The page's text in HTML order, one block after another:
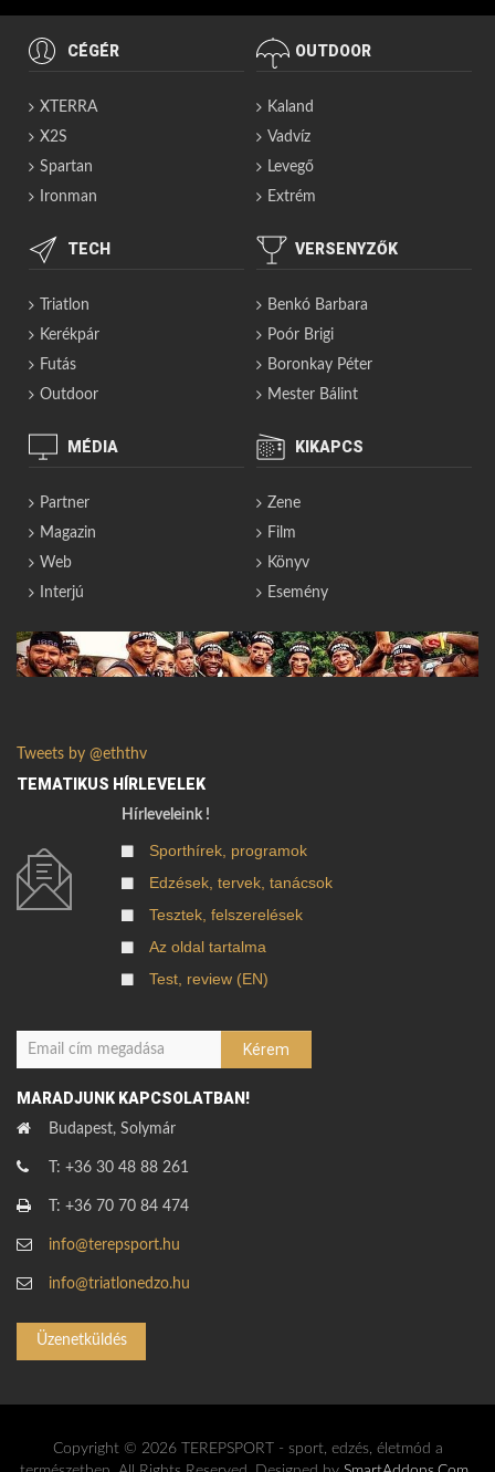
CÉGÉR
XTERRA
X2S
Spartan
Ironman
OUTDOOR
Kaland
Vadvíz
Levegő
Extrém
TECH
Triatlon
Kerékpár
Futás
Outdoor
VERSENYZŐK
Benkó Barbara
Poór Brigi
Boronkay Péter
Mester Bálint
MÉDIA
Partner
Magazin
Web
Interjú
KIKAPCS
Zene
Film
Könyv
Esemény
Tweets by @eththv
TEMATIKUS HÍRLEVELEK
Hírleveleink !
Sporthírek, programok
Edzések, tervek, tanácsok
Tesztek, felszerelések
Az oldal tartalma
Test, review (EN)
MARADJUNK KAPCSOLATBAN!
Budapest, Solymár
T: +36 30 48 88 261
T: +36 70 70 84 474
info@terepsport.hu
info@triatlonedzo.hu
Üzenetküldés
Copyright © 2026 TEREPSPORT - sport, edzés, életmód a